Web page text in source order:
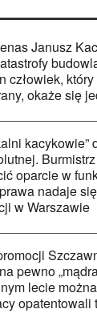
Janusz
człowiek,
okaże się
kacykowie”
oparcie w
nadaje
w Warszawie
pewno
lecie
opatentowali